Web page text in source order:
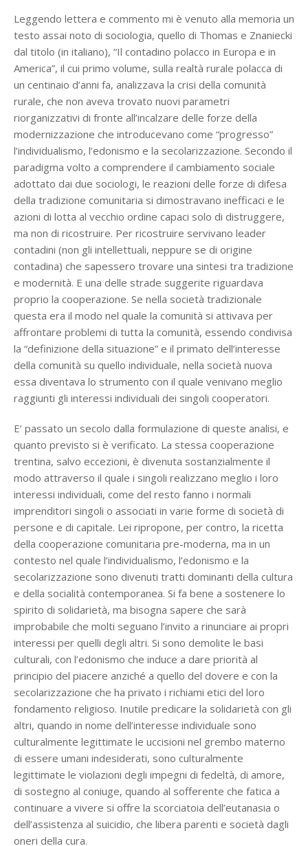
Leggendo lettera e commento mi è venuto alla memoria un
testo assai noto di sociologia, quello di Thomas e Znaniecki
dal titolo (in italiano), “Il contadino polacco in Europa e in
America”, il cui primo volume, sulla realtà rurale polacca di
un centinaio d’anni fa, analizzava la crisi della comunità
rurale, che non aveva trovato nuovi parametri
riorganizzativi di fronte all’incalzare delle forze della
modernizzazione che introducevano come “progresso”
l’individualismo, l’edonismo e la secolarizzazione. Secondo il
paradigma volto a comprendere il cambiamento sociale
adottato dai due sociologi, le reazioni delle forze di difesa
della tradizione comunitaria si dimostravano inefficaci e le
azioni di lotta al vecchio ordine capaci solo di distruggere,
ma non di ricostruire. Per ricostruire servivano leader
contadini (non gli intellettuali, neppure se di origine
contadina) che sapessero trovare una sintesi tra tradizione
e modernità. E una delle strade suggerite riguardava
proprio la cooperazione. Se nella società tradizionale
questa era il modo nel quale la comunità si attivava per
affrontare problemi di tutta la comunità, essendo condivisa
la “definizione della situazione” e il primato dell’interesse
della comunità su quello individuale, nella società nuova
essa diventava lo strumento con il quale venivano meglio
raggiunti gli interessi individuali dei singoli cooperatori.
E’ passato un secolo dalla formulazione di queste analisi, e
quanto previsto si è verificato. La stessa cooperazione
trentina, salvo eccezioni, è divenuta sostanzialmente il
modo attraverso il quale i singoli realizzano meglio i loro
interessi individuali, come del resto fanno i normali
imprenditori singoli o associati in varie forme di società di
persone e di capitale. Lei ripropone, per contro, la ricetta
della cooperazione comunitaria pre-moderna, ma in un
contesto nel quale l’individualismo, l’edonismo e la
secolarizzazione sono divenuti tratti dominanti della cultura
e della socialità contemporanea. Si fa bene a sostenere lo
spirito di solidarietà, ma bisogna sapere che sarà
improbabile che molti seguano l’invito a rinunciare ai propri
interessi per quelli degli altri. Si sono demolite le basi
culturali, con l’edonismo che induce a dare priorità al
principio del piacere anziché a quello del dovere e con la
secolarizzazione che ha privato i richiami etici del loro
fondamento religioso. Inutile predicare la solidarietà con gli
altri, quando in nome dell’interesse individuale sono
culturalmente legittimate le uccisioni nel grembo materno
di essere umani indesiderati, sono culturalmente
legittimate le violazioni degli impegni di fedeltà, di amore,
di sostegno al coniuge, quando al sofferente che fatica a
continuare a vivere si offre la scorciatoia dell’eutanasia o
dell’assistenza al suicidio, che libera parenti e società dagli
oneri della cura.